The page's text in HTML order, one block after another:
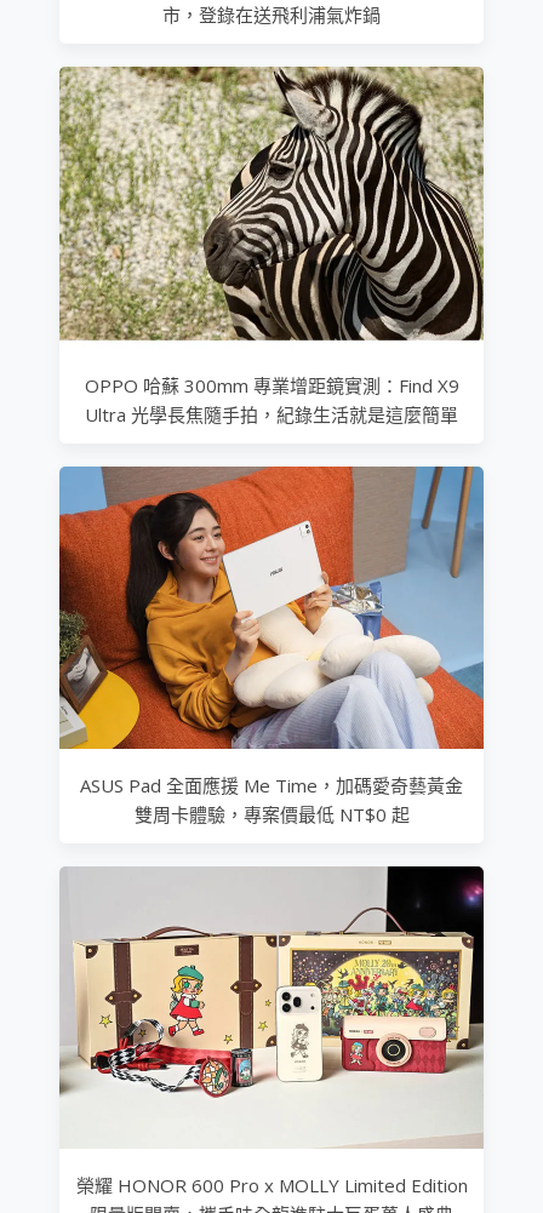
市，登錄在送飛利浦氣炸鍋
OPPO 哈蘇 300mm 專業增距鏡實測：Find X9
Ultra 光學長焦隨手拍，紀錄生活就是這麼簡單
ASUS Pad 全面應援 Me Time，加碼愛奇藝黃金
雙周卡體驗，專案價最低 NT$0 起
榮耀 HONOR 600 Pro x MOLLY Limited Edition